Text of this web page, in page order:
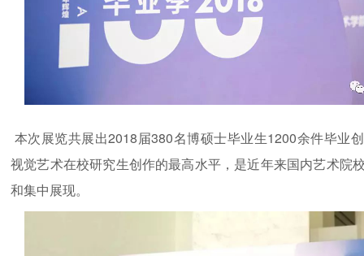
本次展览共展出2018届380名博硕士毕业生1200余件毕业
视觉艺术在校研究生创作的最高水平，是近年来国内艺术院
和集中展现。